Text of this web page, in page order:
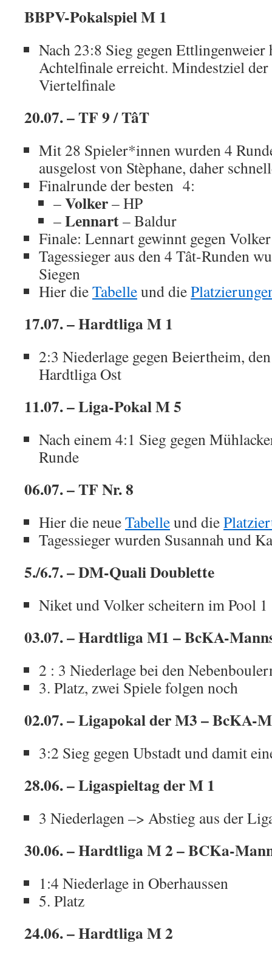
BBPV-Pokalspiel M 1
Nach 23:8 Sieg gegen
Achtelfinale erreicht. Mindestziel
Viertelfinale
20.07. – TF 9 / TâT
Mit 28 Spieler*innen wurden 4
ausgelost von Stèphane, daher
Finalrunde der besten 4:
–Volker– HP
–Lennart– Baldur
Finale: Lennart gewinnt gegen Volker
Tagessieger aus den 4 Tât-Runden
Siegen
Hier dieTabelleund die
17.07. – Hardtliga M 1
2:3 Niederlage gegen Beiertheim,
Hardtliga Ost
11.07. – Liga-Pokal M 5
Nach einem 4:1 Sieg gegen
Runde
06.07. – TF Nr. 8
Hier die neueTabelleund die
Tagessieger wurden Susannah und
5./6.7. – DM-Quali Doublette
Niket und Volker scheitern im Pool 1
03.07. – Hardtliga M1 – BcKA-
2 : 3 Niederlage bei den
3. Platz, zwei Spiele folgen noch
02.07. – Ligapokal der M3 – BcKA-
3:2 Sieg gegen Ubstadt und damit
28.06. – Ligaspieltag der M 1
3 Niederlagen –> Abstieg aus der
30.06. – Hardtliga M 2 – BCKa-
1:4 Niederlage in Oberhaussen
5. Platz
24.06. – Hardtliga M 2